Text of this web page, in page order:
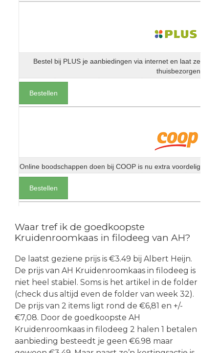
Bestel bij PLUS je aanbiedingen via internet en laat ze
thuisbezorgen
Bestellen
Online boodschappen doen bij COOP is nu extra voordelig
Bestellen
Waar tref ik de goedkoopste
Kruidenroomkaas in filodeeg van AH?
De laatst geziene prijs is €3.49 bij Albert Heijn.
De prijs van AH Kruidenroomkaas in filodeeg is
niet heel stabiel. Soms is het artikel in de folder
(check dus altijd even de folder van week 32).
De prijs van 2 items ligt rond de €6,81 en +/-
€7,08. Door de goedkoopste AH
Kruidenroomkaas in filodeeg 2 halen 1 betalen
aanbieding besteedt je geen €6.98 maar